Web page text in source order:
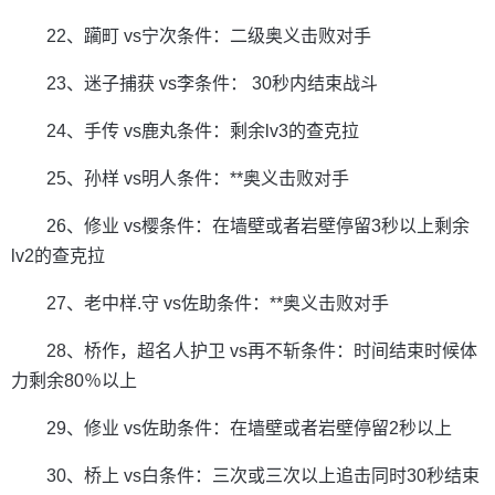
22、躏町 vs宁次条件：二级奥义击败对手
23、迷子捕获 vs李条件： 30秒内结束战斗
24、手传 vs鹿丸条件：剩余lv3的查克拉
25、孙样 vs明人条件：**奥义击败对手
26、修业 vs樱条件：在墙壁或者岩壁停留3秒以上剩余
lv2的查克拉
27、老中样.守 vs佐助条件：**奥义击败对手
28、桥作，超名人护卫 vs再不斩条件：时间结束时候体
力剩余80％以上
29、修业 vs佐助条件：在墙壁或者岩壁停留2秒以上
30、桥上 vs白条件：三次或三次以上追击同时30秒结束